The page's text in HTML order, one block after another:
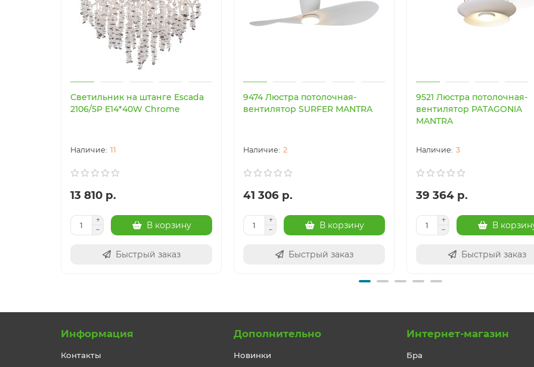
Светильник на штанге Escada
2106/5P E14*40W Chrome
11
13 810 р.
В корзину
Быстрый заказ
9474 Люстра потолочная-
вентилятор SURFER MANTRA
2
41 306 р.
В корзину
Быстрый заказ
9521 Люстра потолочная-
вентилятор PATAGONIA
MANTRA
3
39 364 р.
В
Быстрый заказ
Информация
Контакты
Дополнительно
Новинки
Интернет-магазин
Бра